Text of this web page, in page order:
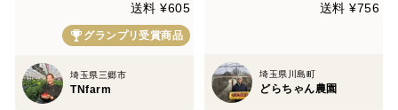
送料 ¥605
グランプリ受賞商品
埼玉県三郷市
TNfarm
送料 ¥756
埼玉県川島町
どらちゃん農園